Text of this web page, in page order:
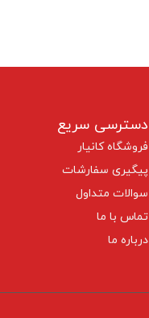
دسترسی سریع
فروشگاه کانیار
پیگیری سفارشات
سوالات متداول
تماس با ما
درباره ما